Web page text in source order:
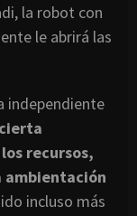
la robot con
le abrirá las
independiente
recursos,
ambientación
incluso más